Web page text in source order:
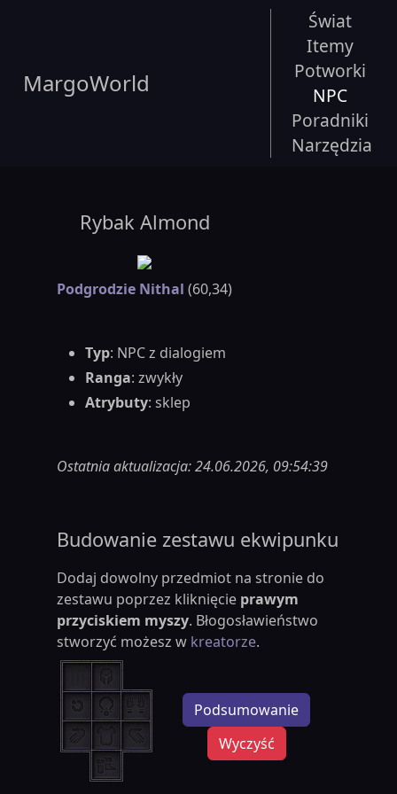
MargoWorld
Świat
Itemy
Potworki
NPC
Poradniki
Narzędzia
Rybak Almond
Podgrodzie Nithal (60,34)
Typ: NPC z dialogiem
Ranga: zwykły
Atrybuty: sklep
Ostatnia aktualizacja: 24.06.2026, 09:54:39
Budowanie zestawu ekwipunku
Dodaj dowolny przedmiot na stronie do
zestawu poprzez kliknięcie prawym
przyciskiem myszy. Błogosławieństwo
stworzyć możesz w kreatorze.
Podsumowanie
Wyczyść